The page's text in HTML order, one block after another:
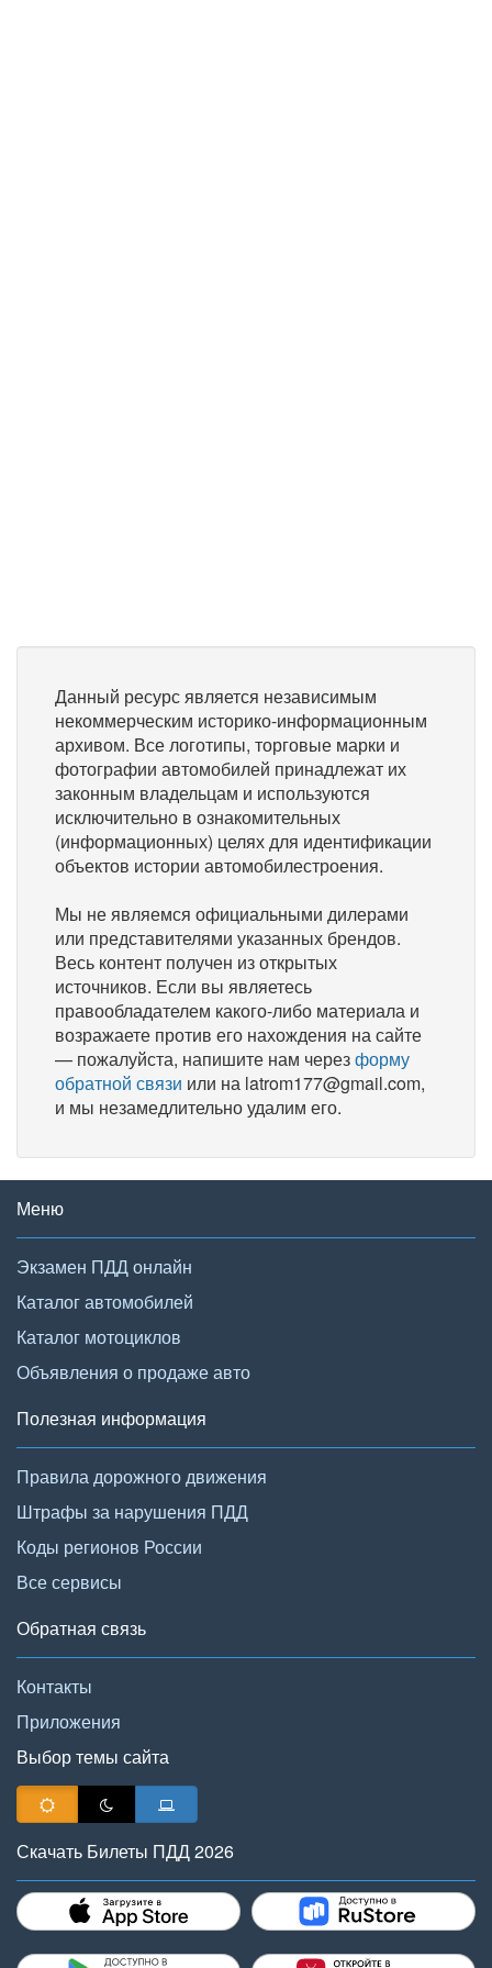
Данный ресурс является независимым
некоммерческим историко-информационным
архивом. Все логотипы, торговые марки и
фотографии автомобилей принадлежат их
законным владельцам и используются
исключительно в ознакомительных
(информационных) целях для идентификации
объектов истории автомобилестроения.
Мы не являемся официальными дилерами
или представителями указанных брендов.
Весь контент получен из открытых
источников. Если вы являетесь
правообладателем какого-либо материала и
возражаете против его нахождения на сайте
— пожалуйста, напишите нам черезформу
обратной связи или на latrom177@gmail.com,
и мы незамедлительно удалим его.
Меню
Экзамен ПДД онлайн
Каталог автомобилей
Каталог мотоциклов
Объявления о продаже авто
Полезная информация
Правила дорожного движения
Штрафы за нарушения ПДД
Коды регионов России
Все сервисы
Обратная связь
Контакты
Приложения
Выбор темы сайта
Скачать Билеты ПДД 2026